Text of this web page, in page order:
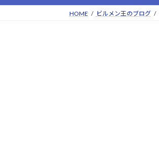
HOME ビルメン王のブログ